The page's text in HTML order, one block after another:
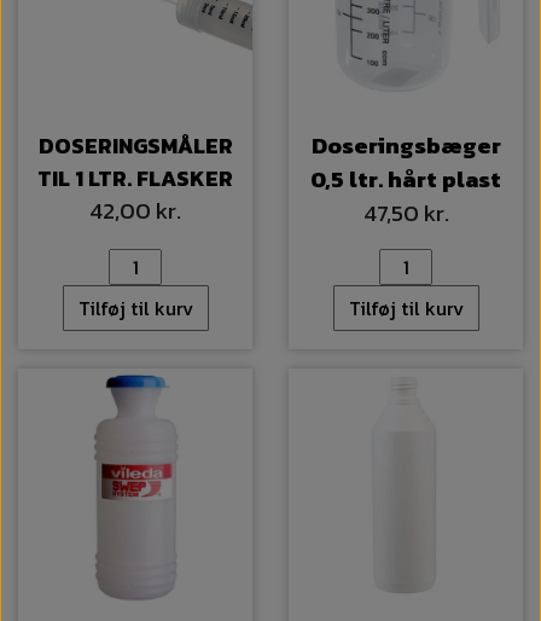
DOSERINGSMÅLER
TIL 1 LTR. FLASKER
42,00 kr.
Tilføj til kurv
Doseringsbæger
0,5 ltr. hårt plast
47,50 kr.
Tilføj til kurv